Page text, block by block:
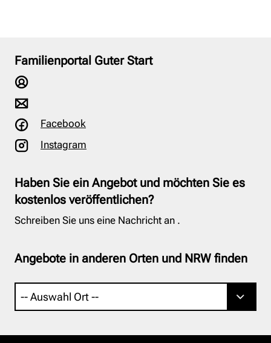
Familienportal Guter Start
Facebook
Instagram
Haben Sie ein Angebot und möchten Sie es
kostenlos veröffentlichen?
Schreiben Sie uns eine Nachricht an .
Angebote in anderen Orten und NRW finden